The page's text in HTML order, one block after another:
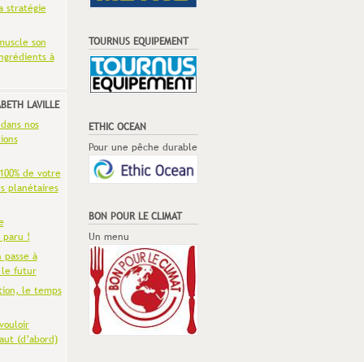
stratégie
son
à
LAVILLE
nos
de votre
planétaires
paru !
passe à
le futur
le temps
(d’abord)
TOURNUS EQUIPEMENT
ETHIC OCEAN
Pour une pêche durable
BON POUR LE CLIMAT
Un menu